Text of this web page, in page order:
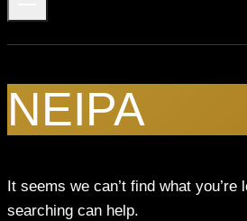
NEIPA
It seems we can’t find what you’re
searching can help.